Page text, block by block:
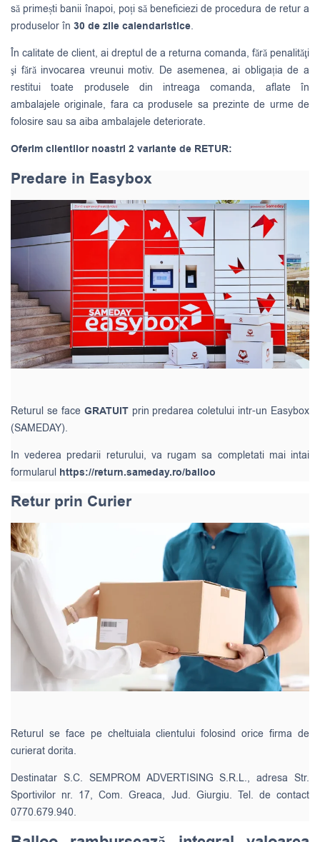
să primești banii înapoi, poți să beneficiezi de procedura de retur a
produselor în 30 de zile calendaristice.
În calitate de client, ai dreptul de a returna comanda, fără penalităţi
şi fără invocarea vreunui motiv. De asemenea, ai obligația de a
restitui toate produsele din intreaga comanda, aflate în
ambalajele originale, fara ca produsele sa prezinte de urme de
folosire sau sa aiba ambalajele deteriorate.
Oferim clientilor noastri 2 variante de RETUR:
Predare in Easybox
Returul se face GRATUIT prin predarea coletului intr-un Easybox
(SAMEDAY).
In vederea predarii returului, va rugam sa completati mai intai
formularul https://return.sameday.ro/balloo
Retur prin Curier
Returul se face pe cheltuiala clientului folosind orice firma de
curierat dorita.
Destinatar S.C. SEMPROM ADVERTISING S.R.L., adresa Str.
Sportivilor nr. 17, Com. Greaca, Jud. Giurgiu. Tel. de contact
0770.679.940.